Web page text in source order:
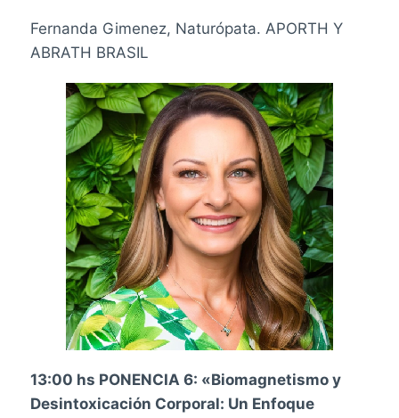
Fernanda Gimenez, Naturópata. APORTH Y
ABRATH BRASIL
13:00 hs PONENCIA 6: «Biomagnetismo y
Desintoxicación Corporal: Un Enfoque